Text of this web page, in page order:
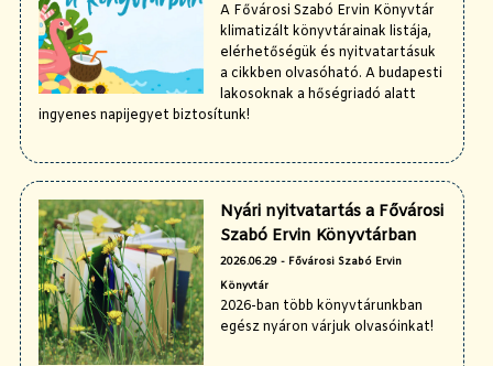
A Fővárosi Szabó Ervin Könyvtár
klimatizált könyvtárainak listája,
elérhetőségük és nyitvatartásuk
a cikkben olvasóható. A budapesti
lakosoknak a hőségriadó alatt
ingyenes napijegyet biztosítunk!
Nyári nyitvatartás a Fővárosi
Szabó Ervin Könyvtárban
2026.06.29 - Fővárosi Szabó Ervin
Könyvtár
2026-ban több könyvtárunkban
egész nyáron várjuk olvasóinkat!